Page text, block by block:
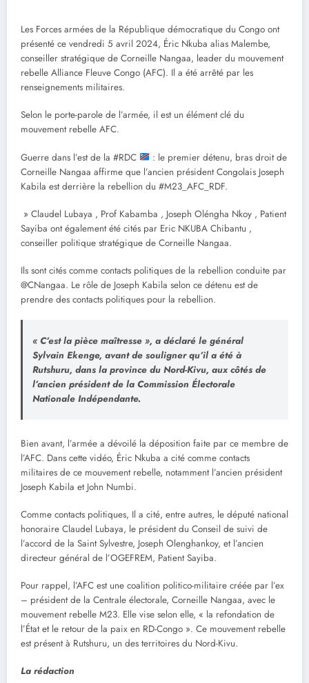
Les Forces armées de la République démocratique du Congo ont
présenté ce vendredi 5 avril 2024, Éric Nkuba alias Malembe,
conseiller stratégique de Corneille Nangaa, leader du mouvement
rebelle Alliance Fleuve Congo (AFC). Il a été arrêté par les
renseignements militaires.
Selon le porte-parole de l’armée, il est un élément clé du
mouvement rebelle AFC.
Guerre dans l’est de la #RDC
: le premier détenu, bras droit de
Corneille Nangaa affirme que l’ancien président Congolais Joseph
Kabila est derrière la rebellion du #M23_AFC_RDF.
» Claudel Lubaya , Prof Kabamba , Joseph Oléngha Nkoy , Patient
Sayiba ont également été cités par Eric NKUBA Chibantu ,
conseiller politique stratégique de Corneille Nangaa.
Ils sont cités comme contacts politiques de la rebellion conduite par
@CNangaa. Le rôle de Joseph Kabila selon ce détenu est de
prendre des contacts politiques pour la rebellion.
« C’est la pièce maîtresse », a déclaré le général
Sylvain Ekenge, avant de souligner qu’il a été à
Rutshuru, dans la province du Nord-Kivu, aux côtés de
l’ancien président de la Commission Électorale
Nationale Indépendante.
Bien avant, l’armée a dévoilé la déposition faite par ce membre de
l’AFC. Dans cette vidéo, Éric Nkuba a cité comme contacts
militaires de ce mouvement rebelle, notamment l’ancien président
Joseph Kabila et John Numbi.
Comme contacts politiques, Il a cité, entre autres, le député national
honoraire Claudel Lubaya, le président du Conseil de suivi de
l’accord de la Saint Sylvestre, Joseph Olenghankoy, et l’ancien
directeur général de l’OGEFREM, Patient Sayiba.
Pour rappel, l’AFC est une coalition politico-militaire créée par l’ex
– président de la Centrale électorale, Corneille Nangaa, avec le
mouvement rebelle M23. Elle vise selon elle, « la refondation de
l’État et le retour de la paix en RD-Congo ». Ce mouvement rebelle
est présent à Rutshuru, un des territoires du Nord-Kivu.
La rédaction